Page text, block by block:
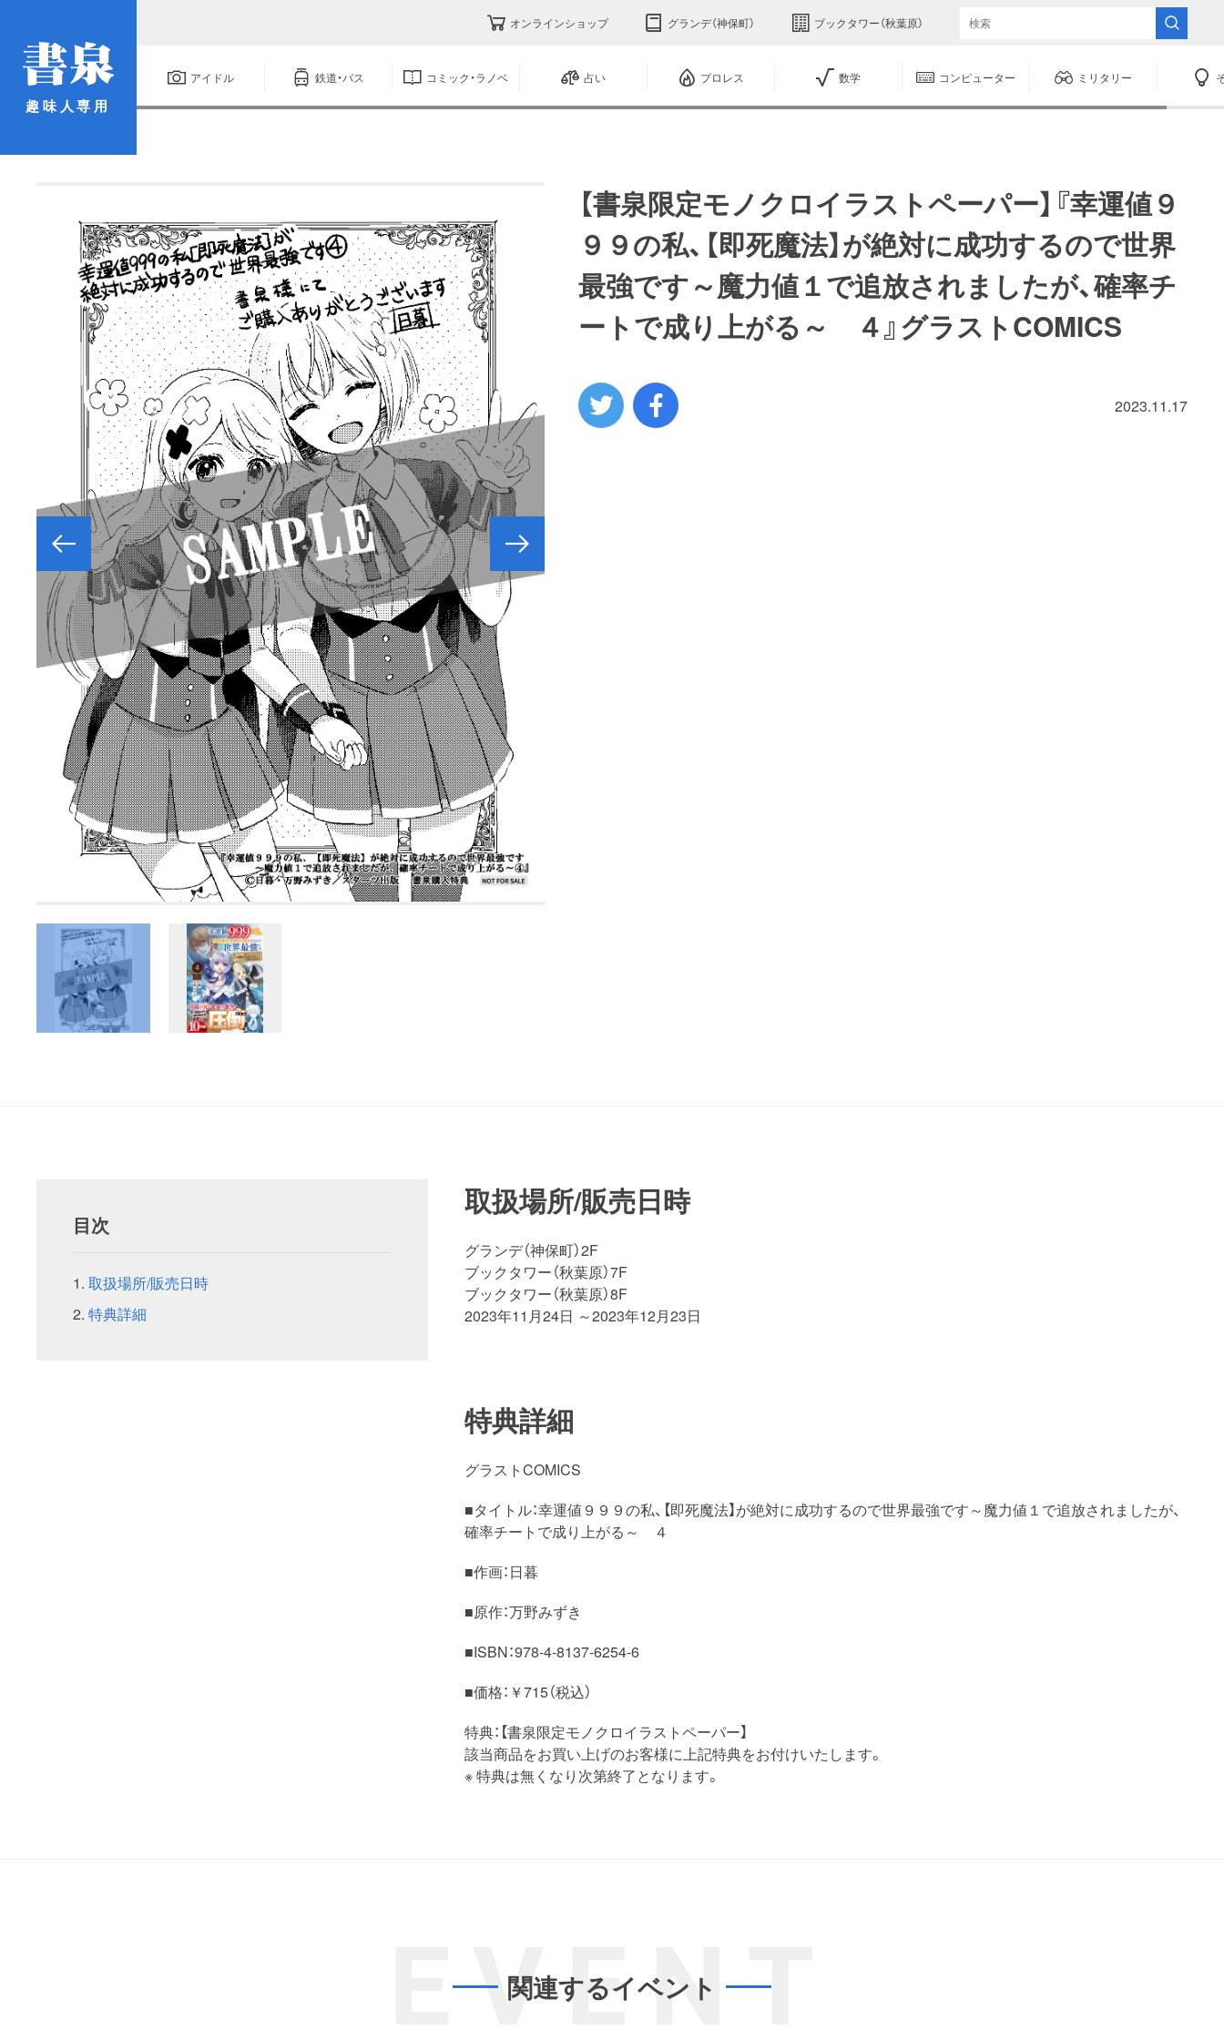
趣味人専用
オンラインショップ グランデ（神保町） ブックタワー（秋葉原）
アイドル 鉄道・バス コミック・ラノベ 占い プロレス 数学 コンピューター ミリタリー
【書泉限定モノクロイラストペーパー】『幸運値９
９９の私、【即死魔法】が絶対に成功するので世界
最強です～魔力値１で追放されましたが、確率チ
ートで成り上がる～ ４』グラストCOMICS
2023.11.17
目次
取扱場所/販売日時
特典詳細
取扱場所/販売日時
グランデ（神保町）2F
ブックタワー（秋葉原）7F
ブックタワー（秋葉原）8F
2023年11月24日 ～2023年12月23日
特典詳細
グラストCOMICS
■タイトル：幸運値９９９の私、【即死魔法】が絶対に成功するので世界最強です～魔力値１で追放されましたが、
確率チートで成り上がる～ ４
■作画：日暮
■原作：万野みずき
■ISBN：978-4-8137-6254-6
■価格：￥715（税込）
特典：【書泉限定モノクロイラストペーパー】
該当商品をお買い上げのお客様に上記特典をお付けいたします。
※ 特典は無くなり次第終了となります。
EVENT
関連するイベント